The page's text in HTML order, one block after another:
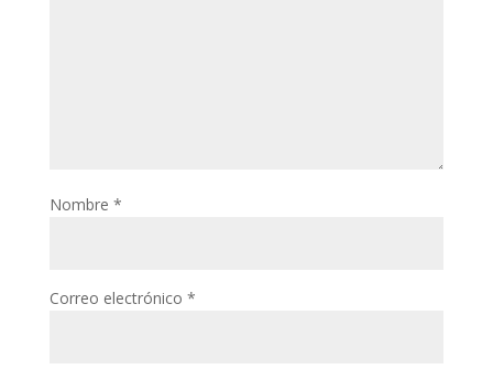
Nombre *
Correo electrónico *